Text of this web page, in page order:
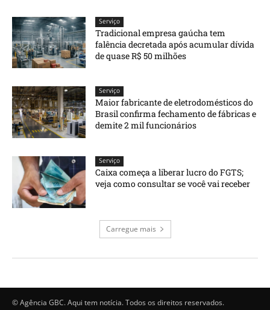
Serviço
Tradicional empresa gaúcha tem
falência decretada após acumular dívida
de quase R$ 50 milhões
Serviço
Maior fabricante de eletrodomésticos do
Brasil confirma fechamento de fábricas e
demite 2 mil funcionários
Serviço
Caixa começa a liberar lucro do FGTS;
veja como consultar se você vai receber
Carregue mais
© Agência GBC. Aqui tem notícia. Todos os direitos reservados.